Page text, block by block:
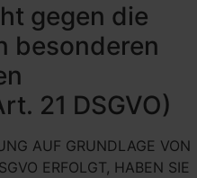
gegen die
besonderen
21 DSGVO)
AUF GRUNDLAGE VON
ERFOLGT, HABEN SIE